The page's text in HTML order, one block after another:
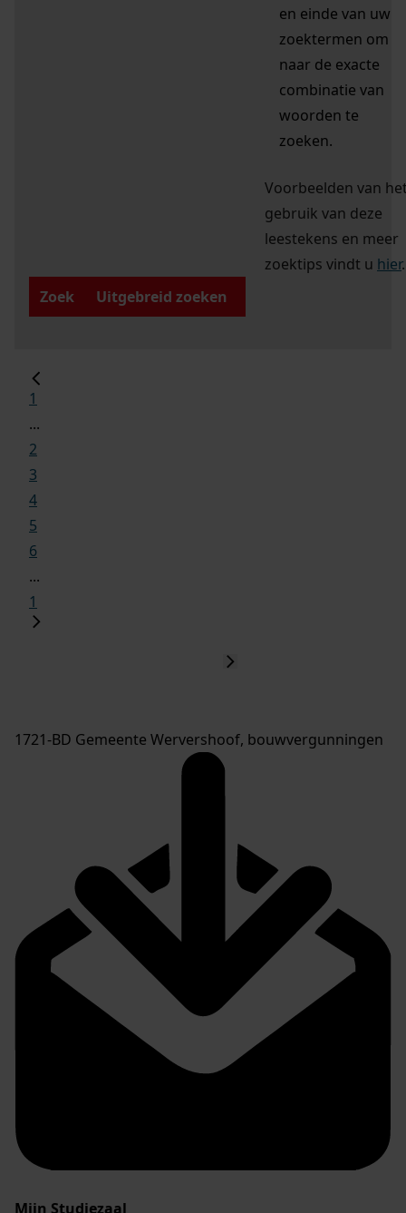
en einde van uw
zoektermen om
naar de exacte
combinatie van
woorden te
zoeken.
Voorbeelden van
gebruik van deze
leestekens en meer
zoektips vindt u hier.
Zoek
Uitgebreid zoeken
1
...
2
3
4
5
6
...
1
1721-BD Gemeente Wervershoof, bouwvergunningen
Mijn Studiezaal